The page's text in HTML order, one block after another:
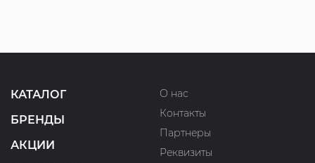
КАТАЛОГ
БРЕНДЫ
АКЦИИ
О нас
Контакты
Партнеры
Реквизиты